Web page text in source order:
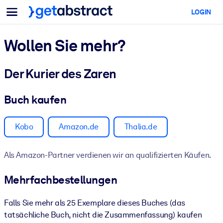
Menü
Für Teams & Führungskräfte
KI-Upskilling
Kompetenzen aus.
Kollaboratives Lernen
Machen Sie es Teams leicht, gemeinsam zu lernen, echte
Upskilling & Reskilling
Entwickeln Sie die Fähigkeiten, die Ihre Belegschaft für die
braucht.
Für Sie
Für KI-Systeme
LOGIN
Wollen Sie mehr?
Der Kurier des Zaren
Buch kaufen
Kobo Amazon.de Thalia.de
Als Amazon-Partner verdienen wir an qualifizierten Käufen.
Mehrfachbestellungen
Falls Sie mehr als 25 Exemplare dieses Buches (das
tatsächliche Buch, nicht die Zusammenfassung) kaufen